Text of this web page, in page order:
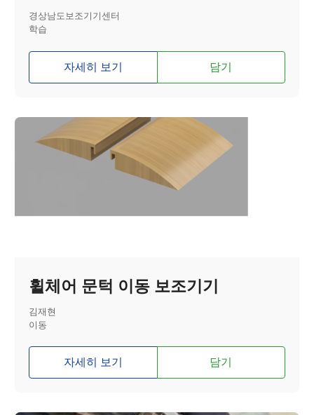
경상남도보조기기센터
학습
자세히 보기 담기
휠체어 문턱 이동 보조기기
김재현
이동
자세히 보기 담기